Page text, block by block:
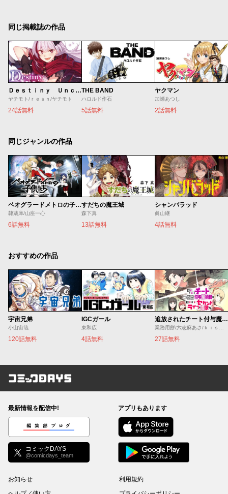
同じ掲載誌の作品
Ｄｅｓｔｉｎｙ Ｕｎｃｈａｉｎ Ｏｎｌｉｎｅ 吸血鬼少女となって、やがて『赤の魔王』と呼ばれるようになりました
ヤチモト/ｒｅｓｎ/ヤチモト
24話無料
THE BAND
ハロルド作石
5話無料
ヤクマン
加瀬あつし
2話無料
同じジャンルの作品
ベオグラードメトロの子供たち
隷蔵庫/山座一心
6話無料
すだちの魔王城
森下真
13話無料
シャンバラッド
眞山継
4話無料
おすすめの作品
宇宙兄弟
小山宙哉
120話無料
IGCガール
東和広
4話無料
追放されたチート付与魔術師は気ままなセカンドライフを謳歌する。 ～俺は武器だけじゃなく、あらゆるものに『強化ポイント』を付与できるし、俺の意思でいつでも効果を解除できるけど、残った人たち大丈夫？～
27話無料
コミックDAYS
最新情報を配信中!
編集部ブログ
コミックDAYS
@comicdays_team
アプリもあります
お知らせ
利用規約